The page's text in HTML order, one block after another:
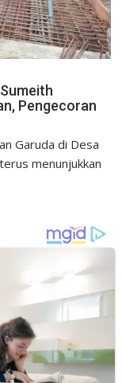
Pengecoran
Garuda di Desa
menunjukkan